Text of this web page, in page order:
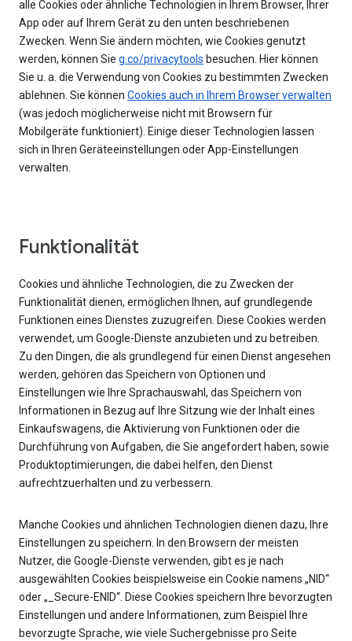
alle Cookies oder ähnliche Technologien in Ihrem Browser, Ihrer
App oder auf Ihrem Gerät zu den unten beschriebenen
Zwecken. Wenn Sie ändern möchten, wie Cookies genutzt
werden, können Sie g.co/privacytools besuchen. Hier können
Sie u. a. die Verwendung von Cookies zu bestimmten Zwecken
ablehnen. Sie können Cookies auch in Ihrem Browser verwalten
(was jedoch möglicherweise nicht mit Browsern für
Mobilgeräte funktioniert). Einige dieser Technologien lassen
sich in Ihren Geräteeinstellungen oder App-Einstellungen
verwalten.
Funktionalität
Cookies und ähnliche Technologien, die zu Zwecken der
Funktionalität dienen, ermöglichen Ihnen, auf grundlegende
Funktionen eines Dienstes zuzugreifen. Diese Cookies werden
verwendet, um Google-Dienste anzubieten und zu betreiben.
Zu den Dingen, die als grundlegend für einen Dienst angesehen
werden, gehören das Speichern von Optionen und
Einstellungen wie Ihre Sprachauswahl, das Speichern von
Informationen in Bezug auf Ihre Sitzung wie der Inhalt eines
Einkaufswagens, die Aktivierung von Funktionen oder die
Durchführung von Aufgaben, die Sie angefordert haben, sowie
Produktoptimierungen, die dabei helfen, den Dienst
aufrechtzuerhalten und zu verbessern.
Manche Cookies und ähnlichen Technologien dienen dazu, Ihre
Einstellungen zu speichern. In den Browsern der meisten
Nutzer, die Google-Dienste verwenden, gibt es je nach
ausgewählten Cookies beispielsweise ein Cookie namens „NID“
oder „_Secure-ENID“. Diese Cookies speichern Ihre bevorzugten
Einstellungen und andere Informationen, zum Beispiel Ihre
bevorzugte Sprache, wie viele Suchergebnisse pro Seite